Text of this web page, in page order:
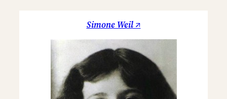
Simone Weil ↗